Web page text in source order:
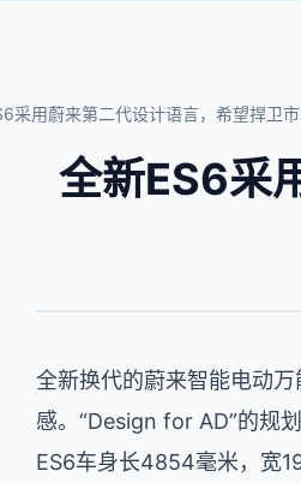
采用蔚来第二代设计语言，希望捍卫
全新ES6采
全新换代的蔚来智能电动
感。“Design for AD”的规
ES6车身长4854毫米，宽